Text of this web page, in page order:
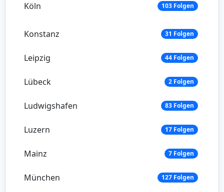
Köln 103 Folgen
Konstanz 31 Folgen
Leipzig 44 Folgen
Lübeck 2 Folgen
Ludwigshafen 83 Folgen
Luzern 17 Folgen
Mainz 7 Folgen
München 127 Folgen